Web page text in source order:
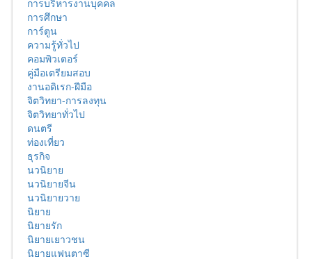
การบริหารงานบุคคล
การศึกษา
การ์ตูน
ความรู้ทั่วไป
คอมพิวเตอร์
คู่มือเตรียมสอบ
งานอดิเรก-ฝีมือ
จิตวิทยา-การลงทุน
จิตวิทยาทั่วไป
ดนตรี
ท่องเที่ยว
ธุรกิจ
นวนิยาย
นวนิยายจีน
นวนิยายวาย
นิยาย
นิยายรัก
นิยายเยาวชน
นิยายแฟนตาซี